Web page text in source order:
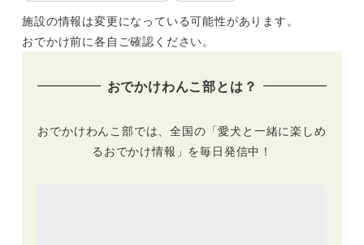
施設の情報は変更になっている可能性があります。
おでかけ前に各自ご確認ください。
おでかけわんこ部とは？
おでかけわんこ部では、全国の「愛犬と一緒に楽しめ
るおでかけ情報」を毎日発信中！